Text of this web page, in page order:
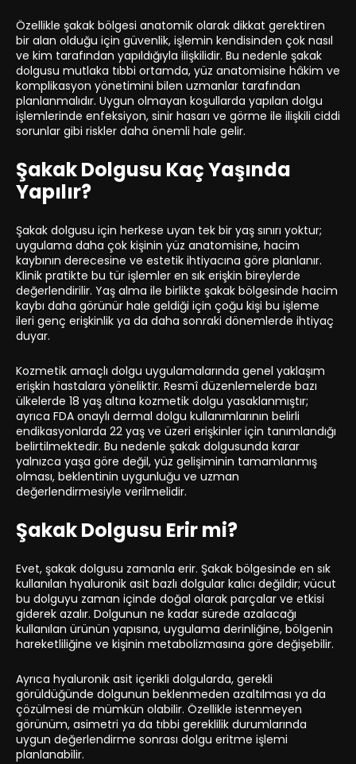
Özellikle şakak bölgesi anatomik olarak dikkat gerektiren
bir alan olduğu için güvenlik, işlemin kendisinden çok nasıl
ve kim tarafından yapıldığıyla ilişkilidir. Bu nedenle şakak
dolgusu mutlaka tıbbi ortamda, yüz anatomisine hâkim ve
komplikasyon yönetimini bilen uzmanlar tarafından
planlanmalıdır. Uygun olmayan koşullarda yapılan dolgu
işlemlerinde enfeksiyon, sinir hasarı ve görme ile ilişkili ciddi
sorunlar gibi riskler daha önemli hale gelir.
Şakak Dolgusu Kaç Yaşında
Yapılır?
Şakak dolgusu için herkese uyan tek bir yaş sınırı yoktur;
uygulama daha çok kişinin yüz anatomisine, hacim
kaybının derecesine ve estetik ihtiyacına göre planlanır.
Klinik pratikte bu tür işlemler en sık erişkin bireylerde
değerlendirilir. Yaş alma ile birlikte şakak bölgesinde hacim
kaybı daha görünür hale geldiği için çoğu kişi bu işleme
ileri genç erişkinlik ya da daha sonraki dönemlerde ihtiyaç
duyar.
Kozmetik amaçlı dolgu uygulamalarında genel yaklaşım
erişkin hastalara yöneliktir. Resmî düzenlemelerde bazı
ülkelerde 18 yaş altına kozmetik dolgu yasaklanmıştır;
ayrıca FDA onaylı dermal dolgu kullanımlarının belirli
endikasyonlarda 22 yaş ve üzeri erişkinler için tanımlandığı
belirtilmektedir. Bu nedenle şakak dolgusunda karar
yalnızca yaşa göre değil, yüz gelişiminin tamamlanmış
olması, beklentinin uygunluğu ve uzman
değerlendirmesiyle verilmelidir.
Şakak Dolgusu Erir mi?
Evet, şakak dolgusu zamanla erir. Şakak bölgesinde en sık
kullanılan hyaluronik asit bazlı dolgular kalıcı değildir; vücut
bu dolguyu zaman içinde doğal olarak parçalar ve etkisi
giderek azalır. Dolgunun ne kadar sürede azalacağı
kullanılan ürünün yapısına, uygulama derinliğine, bölgenin
hareketliliğine ve kişinin metabolizmasına göre değişebilir.
Ayrıca hyaluronik asit içerikli dolgularda, gerekli
görüldüğünde dolgunun beklenmeden azaltılması ya da
çözülmesi de mümkün olabilir. Özellikle istenmeyen
görünüm, asimetri ya da tıbbi gereklilik durumlarında
uygun değerlendirme sonrası dolgu eritme işlemi
planlanabilir.